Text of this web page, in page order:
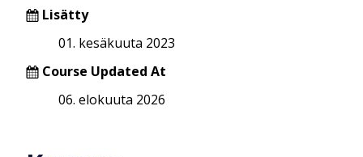
Lisätty
01. kesäkuuta 2023
Course Updated At
06. elokuuta 2026